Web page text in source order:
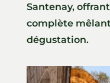
Santenay,
complète
dégustation.